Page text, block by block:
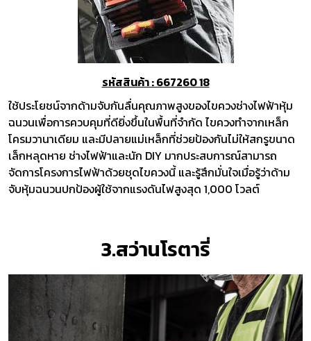
รหัสสินค้า : 667260 18
ใช้ประโยชน์จากด้ามจับกันลื่นคุณภาพสูงของไขควงช่างไฟฟ้าหุ้ม
ฉนวนเพื่อการควบคุมที่ดียิ่งขึ้นในพื้นที่จำกัด ไขควงทำจากเหล็ก
โครมวานาเดียม และมีปลายแม่เหล็กที่ช่วยป้องกันไม่ให้สกรูขนาด
เล็กหลุดหาย ช่างไฟฟ้าและนัก DIY มากประสบการณ์สามารถ
จัดการโครงการไฟฟ้าด้วยชุดไขควงนี้ และรู้สึกมั่นใจเมื่อรู้ว่าด้าม
จับหุ้มฉนวนปกป้องผู้ใช้จากแรงดันไฟสูงสุด 1,000 โวลต์
3.สว่านโรตารี่